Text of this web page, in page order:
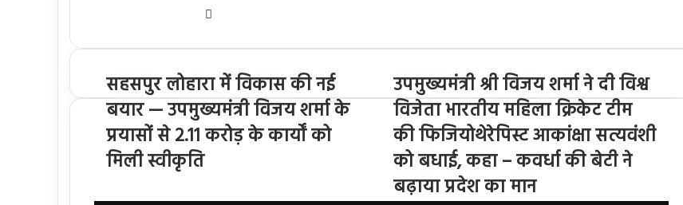
सहसपुर लोहारा में विकास की नई
बयार — उपमुख्यमंत्री विजय शर्मा के
प्रयासों से 2.11 करोड़ के कार्यों को
मिली स्वीकृति
उपमुख्यमंत्री श्री विजय शर्मा ने दी विश्व
विजेता भारतीय महिला क्रिकेट टीम
की फिजियोथेरेपिस्ट आकांक्षा सत्यवंशी
को बधाई, कहा – कवर्धा की बेटी ने
बढ़ाया प्रदेश का मान